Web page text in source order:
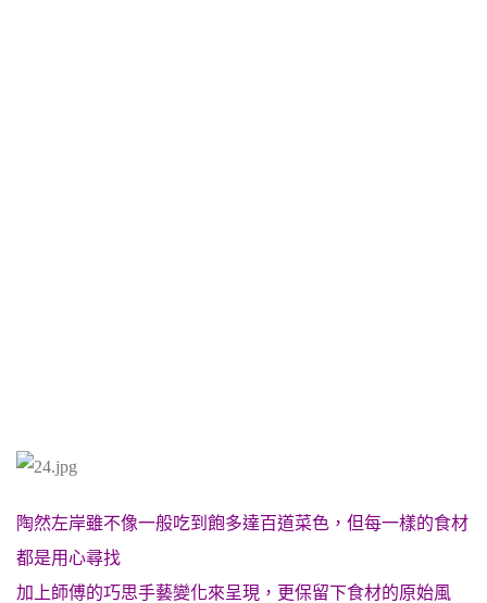
陶然左岸雖不像一般吃到飽多達百道菜色，但每一樣的食材
都是用心尋找
加上師傅的巧思手藝變化來呈現，更保留下食材的原始風